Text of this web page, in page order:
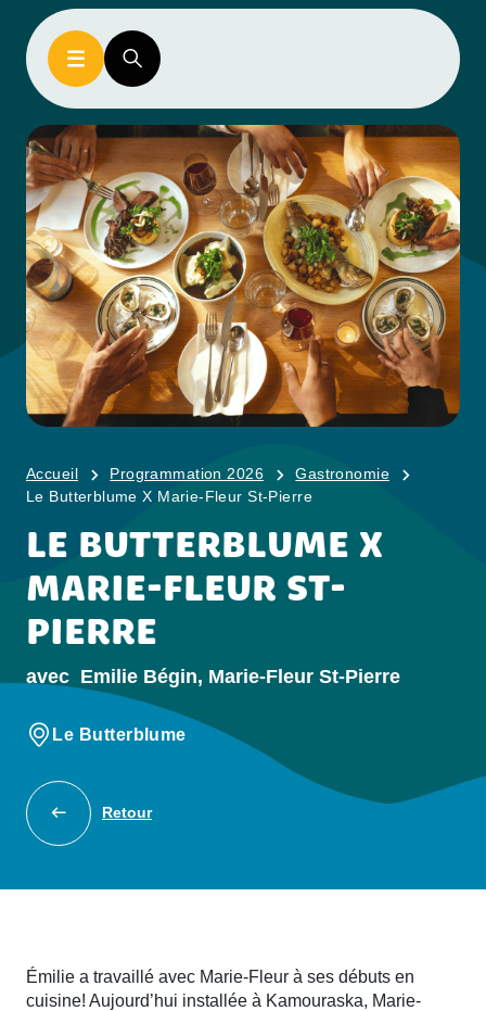
Accueil Programmation 2026
Gastronomie
Le Butterblume X Marie-Fleur St-Pierre
LE BUTTERBLUME X
MARIE-FLEUR ST-
PIERRE
avec Emilie Bégin, Marie-Fleur St-Pierre
Le Butterblume
Retour
Émilie a travaillé avec Marie-Fleur à ses débuts en
cuisine! Aujourd’hui installée à Kamouraska, Marie-